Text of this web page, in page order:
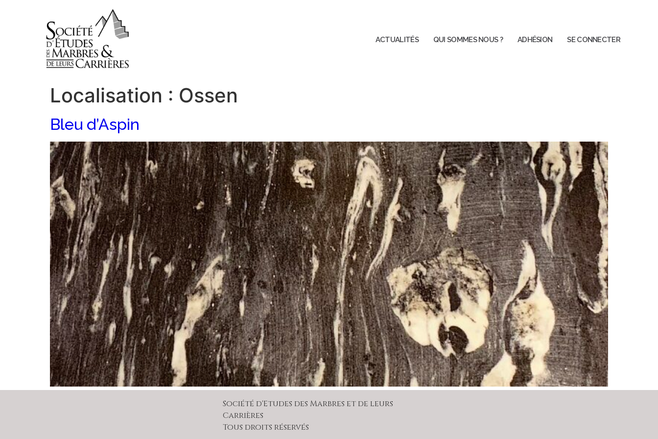
ACTUALITÉS QUI SOMMES NOUS ? ADHÉSION SE CONNECTER
Localisation : Ossen
Bleu d’Aspin
Société d'Etudes des Marbres et de leurs
Carrières
Tous droits réservés